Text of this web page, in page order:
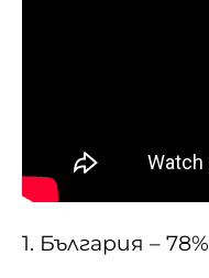
1. България – 78%